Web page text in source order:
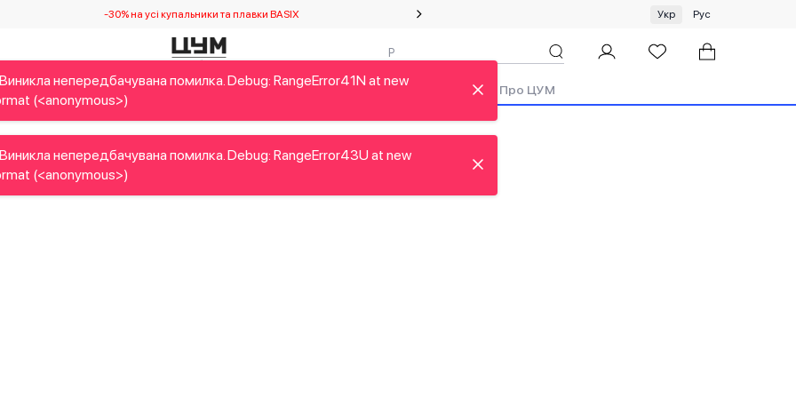
-30% на усі купальники та плавки BASIX Спеціальна пропозиція на одяг та хустки ЦУМ by GUNIA
Укр Рус
Дітям Home&Gifts Українські дизайнери Краса Бренди Аутлет Про ЦУМ
непередбачувана помилка. Debug: RangeError41N at new
(<anonymous>)
непередбачувана помилка. Debug: RangeError43U at new
(<anonymous>)